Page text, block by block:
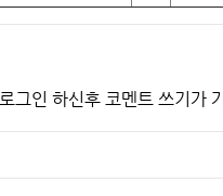
로그인 하신후 코멘트 쓰기가